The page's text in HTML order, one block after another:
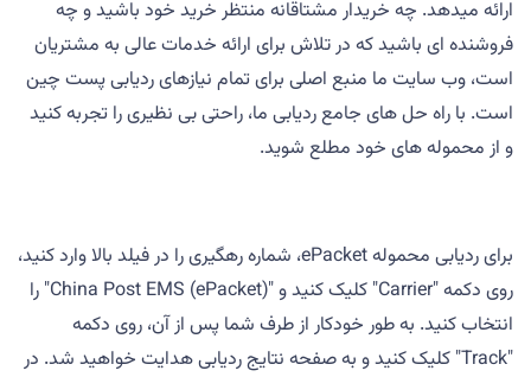
ارائه میدهد. چه خریدار مشتاقانه منتظر خرید خود باشید و چه
فروشنده ای باشید که در تلاش برای ارائه خدمات عالی به مشتریان
است، وب سایت ما منبع اصلی برای تمام نیازهای ردیابی پست چین
است. با راه حل های جامع ردیابی ما، راحتی بی نظیری را تجربه کنید
و از محموله های خود مطلع شوید.
برای ردیابی محموله ePacket، شماره رهگیری را در فیلد بالا وارد کنید،
روی دکمه "Carrier" کلیک کنید و "China Post EMS (ePacket)" را
انتخاب کنید. به طور خودکار از طرف شما پس از آن، روی دکمه
"Track" کلیک کنید و به صفحه نتایج ردیابی هدایت خواهید شد. در